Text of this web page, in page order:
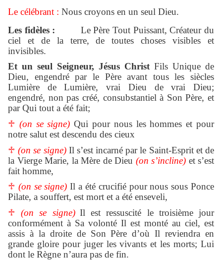
Le célébrant : Nous croyons en un seul Dieu.
Les fidèles : Le Père Tout Puissant, Créateur du
ciel et de la terre, de toutes choses visibles et
invisibles.
Et un seul Seigneur, Jésus ChristFils Unique de
Dieu, engendré par le Père avant tous les siècles
Lumière de Lumière, vrai Dieu de vrai Dieu;
engendré, non pas créé, consubstantiel à Son Père, et
par Qui tout a été fait;
♱ (on se signe) Qui pour nous les hommes et pour
notre salut est descendu des cieux
♱ (on se signe) Il s’est incarné par le Saint-Esprit et de
la Vierge Marie, la Mère de Dieu (on s’incline) et s’est
fait homme,
♱ (on se signe) Il a été crucifié pour nous sous Ponce
Pilate, a souffert, est mort et a été enseveli,
♱(on se signe) Il est ressuscité le troisième jour
conformément à Sa volonté Il est monté au ciel, est
assis à la droite de Son Père d’où Il reviendra en
grande gloire pour juger les vivants et les morts; Lui
dont le Règne n’aura pas de fin.